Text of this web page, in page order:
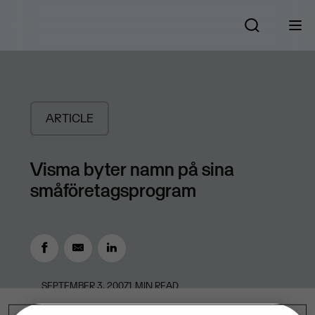
ARTICLE
Visma byter namn på sina
småföretagsprogram
SEPTEMBER 3, 20071 MIN READ